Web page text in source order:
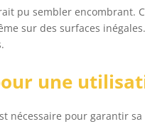
pu sembler encombrant.
sur des surfaces
une
pour garantir